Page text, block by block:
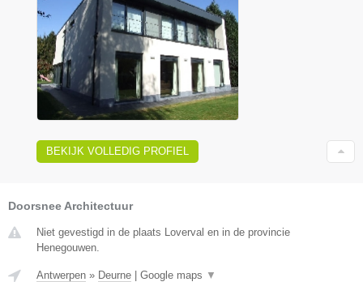
BEKIJK VOLLEDIG PROFIEL
Doorsnee Architectuur
Niet gevestigd in de plaats Loverval en in de provincie
Henegouwen.
Antwerpen » Deurne | Google maps ▼